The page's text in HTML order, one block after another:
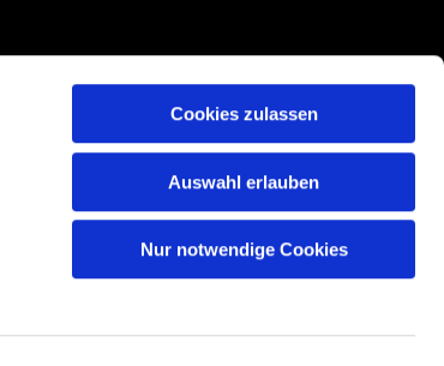
Cookies zulassen
Auswahl erlauben
Nur notwendige Cookies